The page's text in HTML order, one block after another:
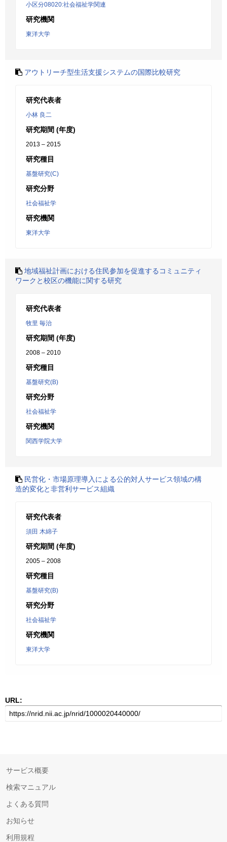
小区分08020:社会福祉学関連
研究機関
東洋大学
アウトリーチ型生活支援システムの国際比較研究
研究代表者
小林 良二
研究期間 (年度)
2013 – 2015
研究種目
基盤研究(C)
研究分野
社会福祉学
研究機関
東洋大学
地域福祉計画における住民参加を促進するコミュニティ
ワークと校区の機能に関する研究
研究代表者
牧里 毎治
研究期間 (年度)
2008 – 2010
研究種目
基盤研究(B)
研究分野
社会福祉学
研究機関
関西学院大学
民営化・市場原理導入による公的対人サービス領域の構
造的変化と非営利サービス組織
研究代表者
須田 木綿子
研究期間 (年度)
2005 – 2008
研究種目
基盤研究(B)
研究分野
社会福祉学
研究機関
東洋大学
URL:
サービス概要
検索マニュアル
よくある質問
お知らせ
利用規程